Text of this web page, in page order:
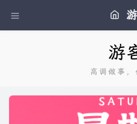
游
高调做事，